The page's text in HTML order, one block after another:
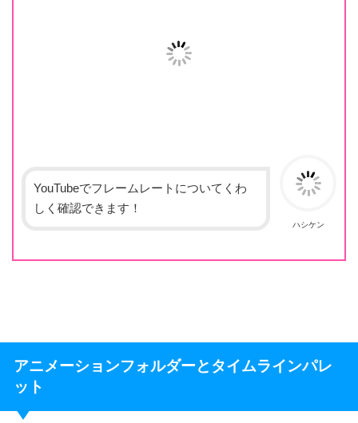
ハシケン
YouTubeでフレームレートについてくわ
しく確認できます！
アニメーションフォルダーとタイムラインパレ
ット